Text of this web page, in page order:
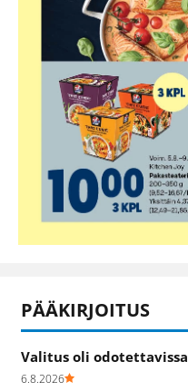
PÄÄKIRJOITUS
Valitus oli odotettavissa
6.8.2026